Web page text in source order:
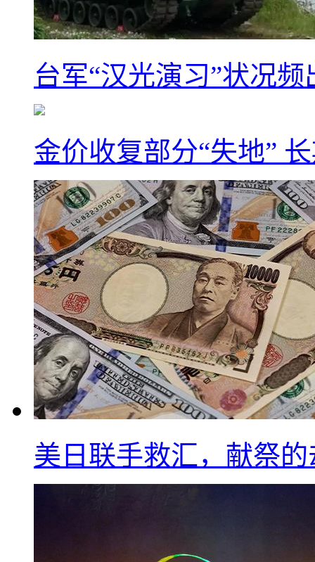
台军“汉光演习”状况
金价收复部分“失地”
美日联手救汇，献祭